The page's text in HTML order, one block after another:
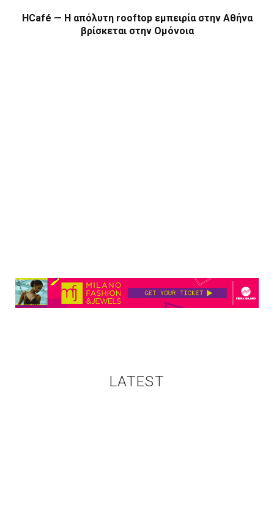
HCafé — Η απόλυτη rooftop εμπειρία στην Αθήνα
βρίσκεται στην Ομόνοια
LATEST